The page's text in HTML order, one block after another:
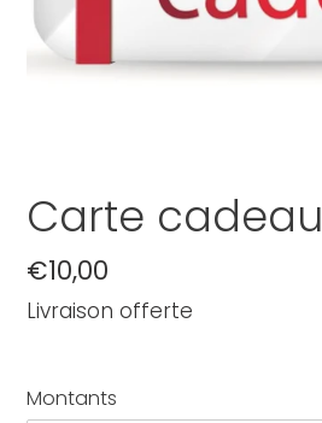
Carte cadeau
Prix
normal
€10,00
Livraison offerte
Montants